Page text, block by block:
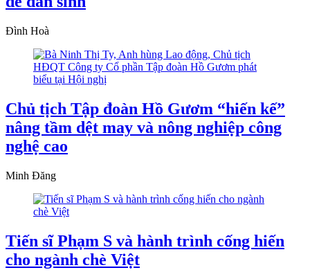
Đình Hoà
Chủ tịch Tập đoàn Hồ Gươm “hiến kế”
nâng tầm dệt may và nông nghiệp công
nghệ cao
Minh Đăng
Tiến sĩ Phạm S và hành trình cống hiến
cho ngành chè Việt